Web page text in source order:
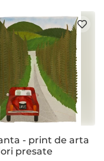
- print de arta
presate